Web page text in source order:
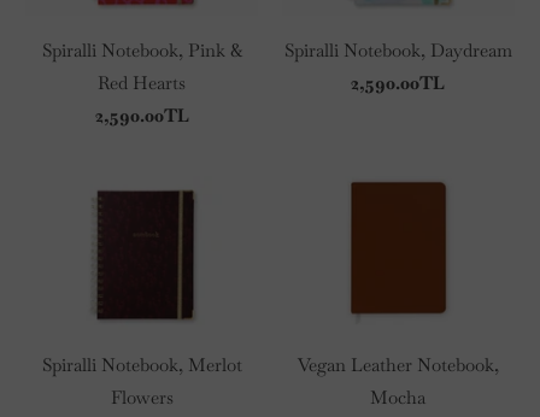
Spiralli Notebook, Pink &
Red Hearts
2,590.00TL
Spiralli Notebook, Daydream
2,590.00TL
Spiralli Notebook, Merlot
Flowers
Vegan Leather Notebook,
Mocha